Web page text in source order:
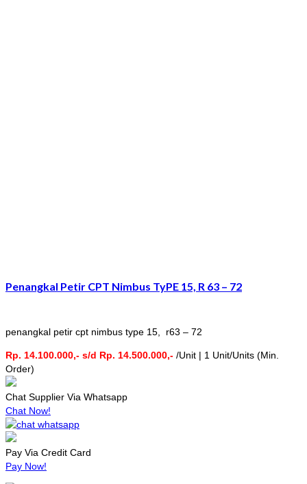
Penangkal Petir CPT Nimbus TyPE 15, R 63 – 72
penangkal petir cpt nimbus type 15, r63 – 72
Rp. 14.100.000,- s/d Rp. 14.500.000,- /Unit | 1 Unit/Units (Min.
Order)
Chat Supplier Via Whatsapp
Chat Now!
Pay Via Credit Card
Pay Now!